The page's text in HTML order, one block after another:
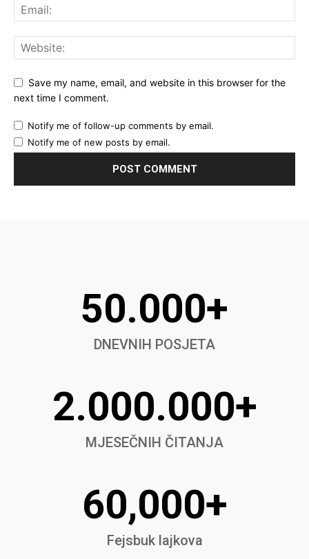
Save my name, email, and website in this browser for the
next time I comment.
Notify me of follow-up comments by email.
Notify me of new posts by email.
50.000+
DNEVNIH POSJETA
2.000.000+
MJESEČNIH ČITANJA
60,000+
Fejsbuk lajkova